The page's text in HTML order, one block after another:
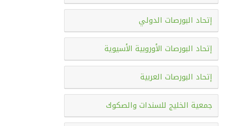
إتحاد البورصات الدولي
إتحاد البورصات الأوروبية الأسيوية
إتحاد البورصات العربية
جمعية الخليج للسندات والصكوك